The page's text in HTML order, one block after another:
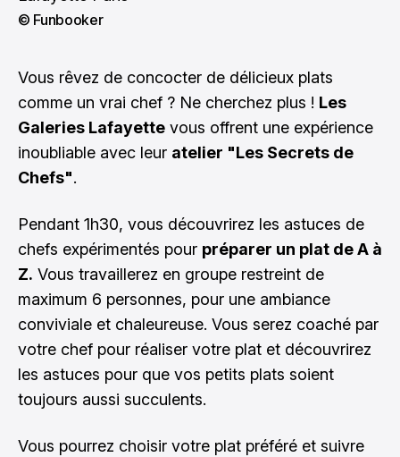
© Funbooker
Vous rêvez de concocter de délicieux plats
comme un vrai chef ? Ne cherchez plus ! Les
Galeries Lafayette vous offrent une expérience
inoubliable avec leur atelier "Les Secrets de
Chefs".
Pendant 1h30, vous découvrirez les astuces de
chefs expérimentés pour préparer un plat de A à
Z. Vous travaillerez en groupe restreint de
maximum 6 personnes, pour une ambiance
conviviale et chaleureuse. Vous serez coaché par
votre chef pour réaliser votre plat et découvrirez
les astuces pour que vos petits plats soient
toujours aussi succulents.
Vous pourrez choisir votre plat préféré et suivre